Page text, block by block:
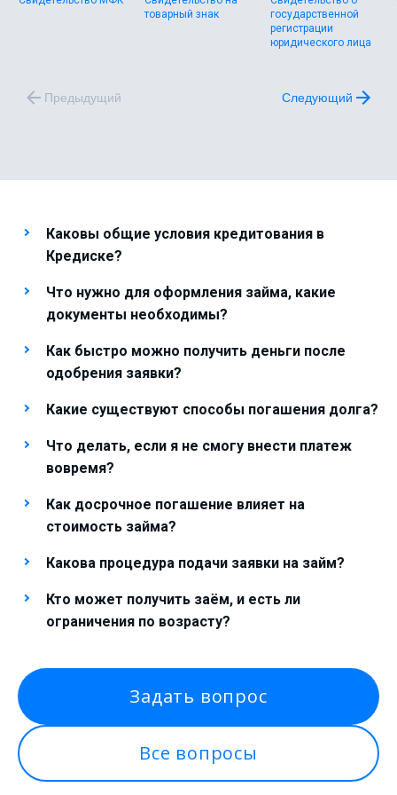
товарный знак
государственной
регистрации
юридического лица
Предыдущий Следующий
Каковы общие условия кредитования в
Кредиске?
Что нужно для оформления займа, какие
документы необходимы?
Как быстро можно получить деньги после
одобрения заявки?
Какие существуют способы погашения долга?
Что делать, если я не смогу внести платеж
вовремя?
Как досрочное погашение влияет на
стоимость займа?
Какова процедура подачи заявки на займ?
Кто может получить заём, и есть ли
ограничения по возрасту?
Задать вопрос
Все вопросы